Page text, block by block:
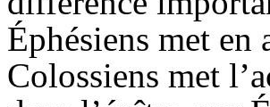
Éphésiens met
Colossiens met